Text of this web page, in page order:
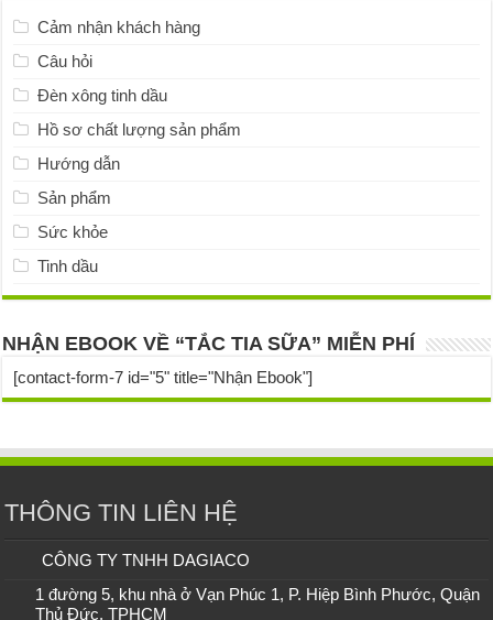
Cảm nhận khách hàng
Câu hỏi
Đèn xông tinh dầu
Hồ sơ chất lượng sản phẩm
Hướng dẫn
Sản phẩm
Sức khỏe
Tinh dầu
NHẬN EBOOK VỀ “TẮC TIA SỮA” MIỄN PHÍ
[contact-form-7 id="5" title="Nhận Ebook"]
THÔNG TIN LIÊN HỆ
CÔNG TY TNHH DAGIACO
1 đường 5, khu nhà ở Vạn Phúc 1, P. Hiệp Bình Phước, Quận
Thủ Đức, TPHCM